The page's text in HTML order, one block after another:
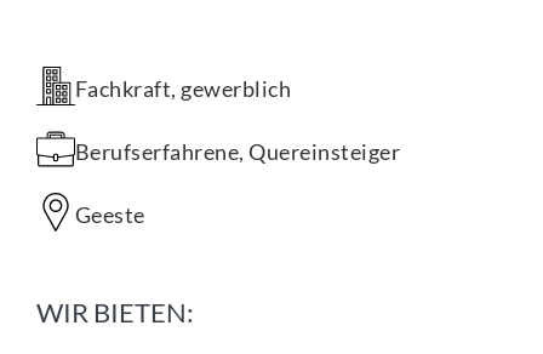
Fachkraft, gewerblich
Berufserfahrene, Quereinsteiger
Geeste
WIR BIETEN: